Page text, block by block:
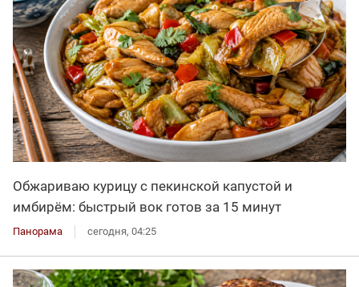
Обжариваю курицу с пекинской капустой и
имбирём: быстрый вок готов за 15 минут
Панорама сегодня, 04:25